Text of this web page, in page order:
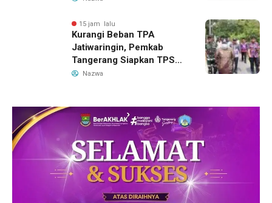
15 jam lalu
Kurangi Beban TPA
Jatiwaringin, Pemkab
Tangerang Siapkan TPS3R
Baru di Tigaraksa
Nazwa